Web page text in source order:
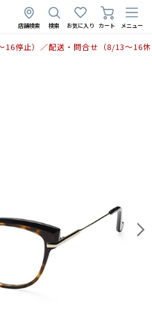
店舗検索 検索 お気に入り カート メニュー
16停止）／配送・問合せ（8/13〜16休